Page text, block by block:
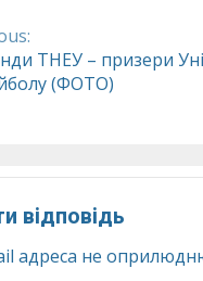
ТНЕУ – призери
(ФОТО)
відповідь
адреса не